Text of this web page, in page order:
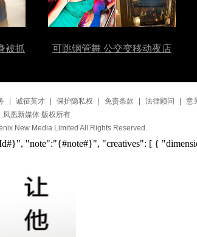
被抓 可跳钢管舞 公交变移动夜店
诚征英才 保护隐私权 免责条款 法律顾问 意
凤凰新媒体 版权所有
New Media Limited All Rights Reserved.
"note":"{#note#}", "creatives": [ {